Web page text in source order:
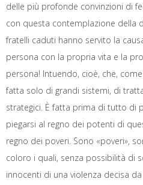
delle più profonde convinzioni di
con questa contemplazione della
fratelli caduti hanno servito la
persona con la propria vita e la
persona! Intuendo, cioè, che,
fatta solo di grandi sistemi, di
strategici. È fatta prima di tutto di
piegarsi al regno dei potenti di
regno dei poveri. Sono «poveri»,
coloro i quali, senza possibilità di
innocenti di una violenza decisa